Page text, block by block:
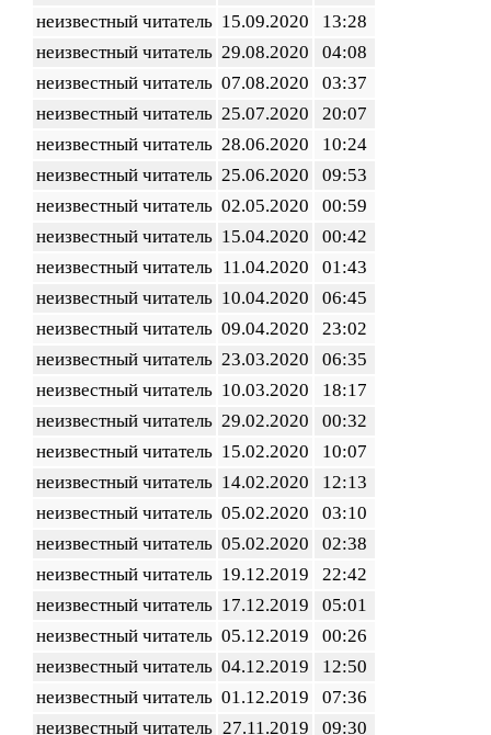
неизвестный читатель 15.09.2020
13:28
неизвестный читатель 29.08.2020
04:08
неизвестный читатель 07.08.2020
03:37
неизвестный читатель 25.07.2020
20:07
неизвестный читатель 28.06.2020
10:24
неизвестный читатель 25.06.2020
09:53
неизвестный читатель 02.05.2020
00:59
неизвестный читатель 15.04.2020
00:42
неизвестный читатель 11.04.2020
01:43
неизвестный читатель 10.04.2020
06:45
неизвестный читатель 09.04.2020
23:02
неизвестный читатель 23.03.2020
06:35
неизвестный читатель 10.03.2020
18:17
неизвестный читатель 29.02.2020
00:32
неизвестный читатель 15.02.2020
10:07
неизвестный читатель 14.02.2020
12:13
неизвестный читатель 05.02.2020
03:10
неизвестный читатель 05.02.2020
02:38
неизвестный читатель 19.12.2019
22:42
неизвестный читатель 17.12.2019
05:01
неизвестный читатель 05.12.2019
00:26
неизвестный читатель 04.12.2019
12:50
неизвестный читатель 01.12.2019
07:36
неизвестный читатель 27.11.2019
09:30